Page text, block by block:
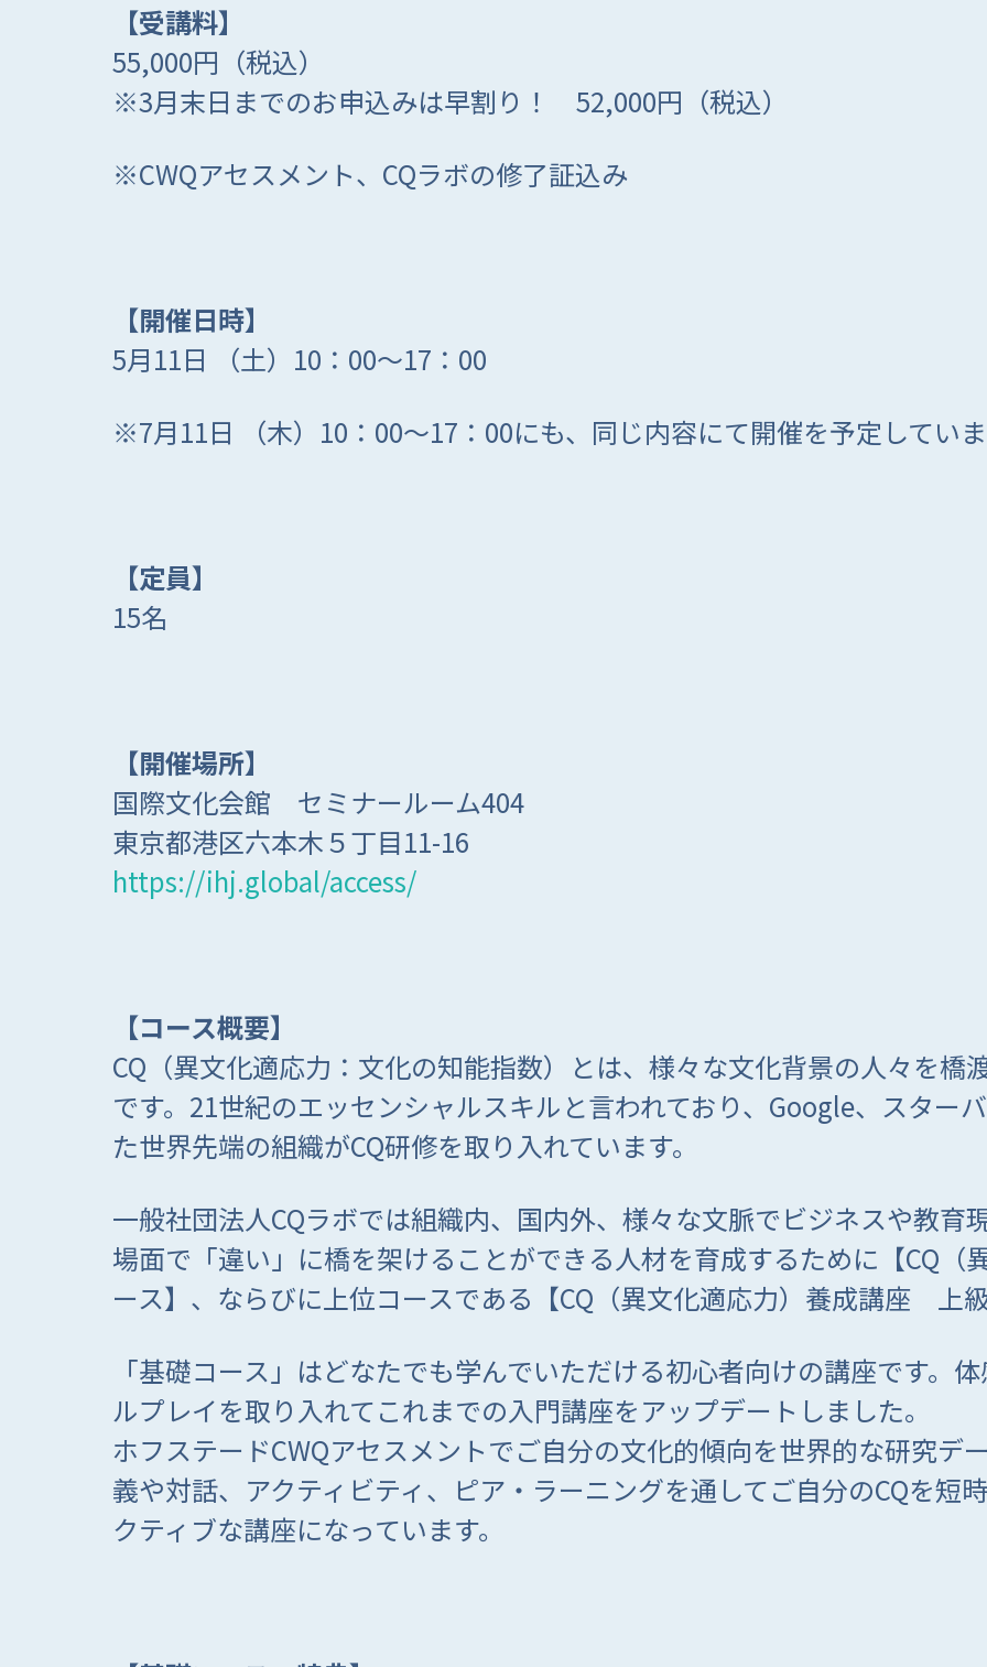
【受講料】
55,000円（税込）
※3月末日までのお申込みは早割り！ 52,000円（税込）
※CWQアセスメント、CQラボの修了証込み
【開催日時】
5月11日 （土）10：00～17：00
※7月11日 （木）10：00～17：00にも、同じ内容にて開催を予定してい
【定員】
15名
【開催場所】
国際文化会館 セミナールーム404
東京都港区六本木５丁目11-16
https://ihj.global/access/
【コース概要】
CQ（異文化適応力：文化の知能指数）とは、様々な文化背景の人々を橋
です。21世紀のエッセンシャルスキルと言われており、Google、スター
た世界先端の組織がCQ研修を取り入れています。
一般社団法人CQラボでは組織内、国内外、様々な文脈でビジネスや教育
場面で「違い」に橋を架けることができる人材を育成するために【CQ
ース】、ならびに上位コースである【CQ（異文化適応力）養成講座 上
「基礎コース」はどなたでも学んでいただける初心者向けの講座です。
ルプレイを取り入れてこれまでの入門講座をアップデートしました。
ホフステードCWQアセスメントでご自分の文化的傾向を世界的な研究デ
義や対話、アクティビティ、ピア・ラーニングを通してご自分のCQを短
クティブな講座になっています。